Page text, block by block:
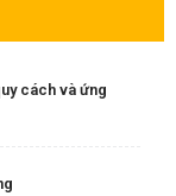
cách và ứng